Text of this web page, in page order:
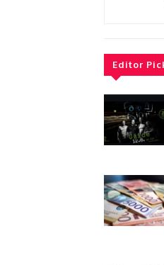
Editor